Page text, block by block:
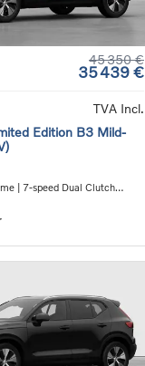
45 350 €
35 439 €
TVA Incl.
Edition B3 Mild-
| 7-speed Dual Clutch